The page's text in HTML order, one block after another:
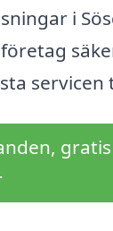
i
servicen